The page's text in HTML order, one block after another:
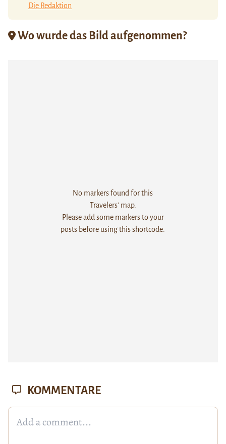
Die Redaktion
Wo wurde das Bild aufgenommen?
No markers found for this
Travelers' map.
Please add some markers to your
posts before using this shortcode.
KOMMENTARE